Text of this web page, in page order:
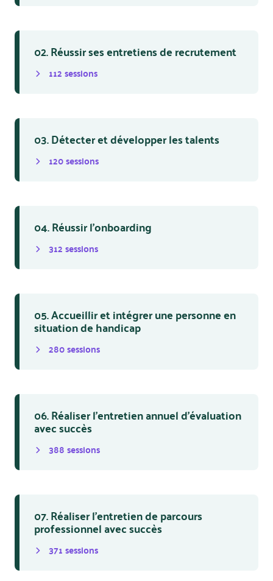
02. Réussir ses entretiens de recrutement
112sessions
03. Détecter et développer les talents
120sessions
04. Réussir l’onboarding
312sessions
05. Accueillir et intégrer une personne en
situation de handicap
280sessions
06. Réaliser l’entretien annuel d’évaluation
avec succès
388sessions
07. Réaliser l’entretien de parcours
professionnel avec succès
371sessions